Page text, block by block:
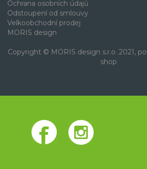
Ochrana osobních údajů
Odstoupení od smlouvy
Velkoobchodní prodej
MORIS design
Copyright © MORIS design s.r.o. 2021,
shop